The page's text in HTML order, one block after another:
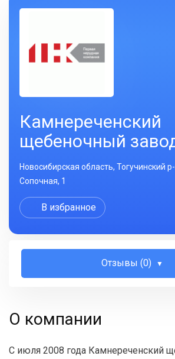
Камнереченский
щебеночный
Новосибирская область, Тогучинский р-
Сопочная, 1
В избранное
Отзывы (0)
О компании
С июля 2008 года Камнереченский